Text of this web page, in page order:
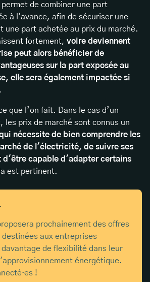
de combiner une part
à l'avance, afin de sécuriser une
une part achetée au prix du marché.
fortement, voire deviennent
peut alors bénéficier de
sur la part exposée au
elle sera également impactée si
que l’on fait. Dans le cas d’un
les prix de marché sont connus un
nécessite de bien comprendre les
de l'électricité, de suivre ses
d'être capable d'adapter certains
est pertinent.
prochainement des offres
destinées aux entreprises
de flexibilité dans leur
énergétique.
!